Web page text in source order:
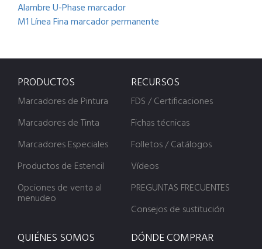
Alambre U-Phase marcador
M1 Línea Fina marcador permanente
PRODUCTOS
Marcadores de Pintura
Marcadores de Tinta
Marcadores Especiales
Productos de Estencil
Opciones de venta al
menudeo
RECURSOS
FDS / Certificaciones
Fichas técnicas
Folletos / Catálogos
Vídeos
PREGUNTAS FRECUENTES
Consejos de sustitución
QUIÉNES SOMOS DÓNDE COMPRAR